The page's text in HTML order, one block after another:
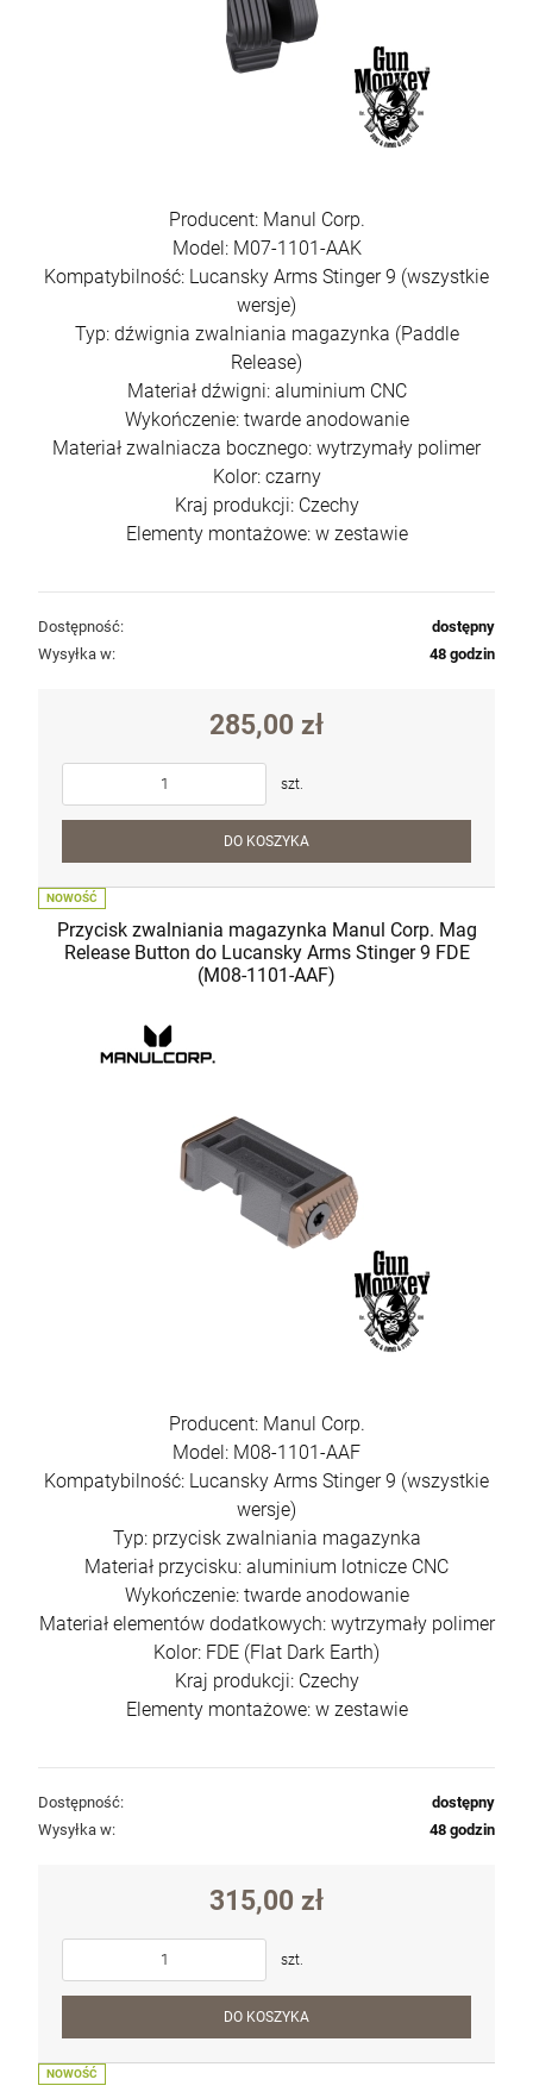
Producent: Manul Corp.
Model: M07-1101-AAK
Kompatybilność: Lucansky Arms Stinger 9 (wszystkie
wersje)
Typ: dźwignia zwalniania magazynka (Paddle
Release)
Materiał dźwigni: aluminium CNC
Wykończenie: twarde anodowanie
Materiał zwalniacza bocznego: wytrzymały polimer
Kolor: czarny
Kraj produkcji: Czechy
Elementy montażowe: w zestawie
Dostępność:
dostępny
Wysyłka w:
48 godzin
285,00 zł
szt.
DO KOSZYKA
Przycisk zwalniania magazynka Manul Corp. Mag
Release Button do Lucansky Arms Stinger 9 FDE
(M08-1101-AAF)
Producent: Manul Corp.
Model: M08-1101-AAF
Kompatybilność: Lucansky Arms Stinger 9 (wszystkie
wersje)
Typ: przycisk zwalniania magazynka
Materiał przycisku: aluminium lotnicze CNC
Wykończenie: twarde anodowanie
Materiał elementów dodatkowych: wytrzymały polimer
Kolor: FDE (Flat Dark Earth)
Kraj produkcji: Czechy
Elementy montażowe: w zestawie
Dostępność:
dostępny
Wysyłka w:
48 godzin
315,00 zł
szt.
DO KOSZYKA
NOWOŚĆ
NOWOŚĆ